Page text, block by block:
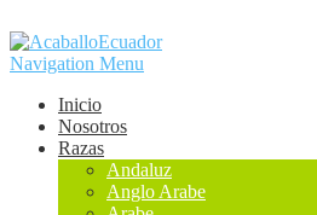
Navigation Menu
Inicio
Nosotros
Razas
Andaluz
Anglo Arabe